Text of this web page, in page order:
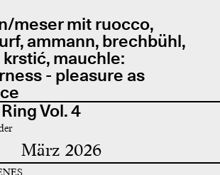
meser mit ruocco,
ammann, brechbühl,
mauchle:
- pleasure as
Vol. 4
März 2026